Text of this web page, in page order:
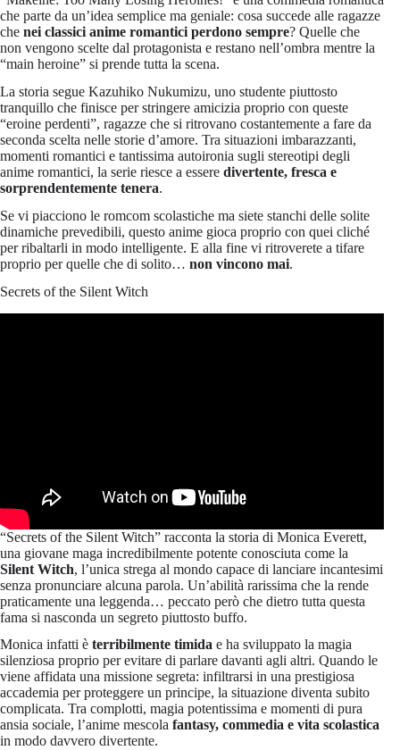
che parte da un’idea semplice ma geniale: cosa succede alle ragazze
che nei classici anime romantici perdono sempre? Quelle che
non vengono scelte dal protagonista e restano nell’ombra mentre la
“main heroine” si prende tutta la scena.
La storia segue Kazuhiko Nukumizu, uno studente piuttosto
tranquillo che finisce per stringere amicizia proprio con queste
“eroine perdenti”, ragazze che si ritrovano costantemente a fare da
seconda scelta nelle storie d’amore. Tra situazioni imbarazzanti,
momenti romantici e tantissima autoironia sugli stereotipi degli
anime romantici, la serie riesce a essere divertente, fresca e
sorprendentemente tenera.
Se vi piacciono le romcom scolastiche ma siete stanchi delle solite
dinamiche prevedibili, questo anime gioca proprio con quei cliché
per ribaltarli in modo intelligente. E alla fine vi ritroverete a tifare
proprio per quelle che di solito… non vincono mai.
Secrets of the Silent Witch
“Secrets of the Silent Witch” racconta la storia di Monica Everett,
una giovane maga incredibilmente potente conosciuta come la
Silent Witch, l’unica strega al mondo capace di lanciare incantesimi
senza pronunciare alcuna parola. Un’abilità rarissima che la rende
praticamente una leggenda… peccato però che dietro tutta questa
fama si nasconda un segreto piuttosto buffo.
Monica infatti è terribilmente timida e ha sviluppato la magia
silenziosa proprio per evitare di parlare davanti agli altri. Quando le
viene affidata una missione segreta: infiltrarsi in una prestigiosa
accademia per proteggere un principe, la situazione diventa subito
complicata. Tra complotti, magia potentissima e momenti di pura
ansia sociale, l’anime mescola fantasy, commedia e vita scolastica
in modo davvero divertente.